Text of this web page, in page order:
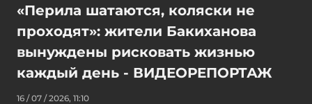
«Перила шатаются, коляски не
проходят»: жители Бакиханова
вынуждены рисковать жизнью
каждый день - ВИДЕОРЕПОРТАЖ
16 / 07 / 2026, 11:10